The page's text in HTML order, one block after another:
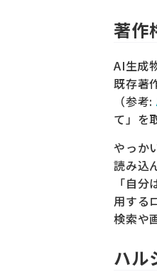
著作
AI生成
既存著
（参考:
て」を
やっか
読み込
「自
用する
検索や
ハル